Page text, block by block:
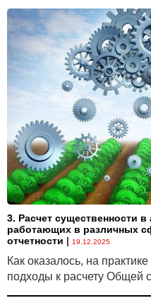
3. Расчет существенности
работающих в различных
отчетности | 19.12.2025
Как оказалось, на
подходы к расчету Общей